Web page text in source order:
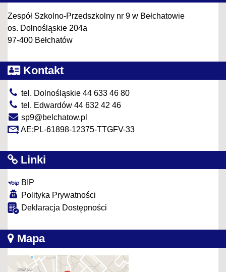
Zespół Szkolno-Przedszkolny nr 9 w Bełchatowie
os. Dolnośląskie 204a
97-400 Bełchatów
Kontakt
tel. Dolnośląskie 44 633 46 80
tel. Edwardów 44 632 42 46
sp9@belchatow.pl
AE:PL-61898-12375-TTGFV-33
Linki
BIP
Polityka Prywatności
Deklaracja Dostępności
Mapa